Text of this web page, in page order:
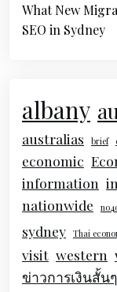
What New
SEO in Sydney
albany
australias brief
economic
information
nationwide
sydney Thai
visit western
ข่าวการเงินสั้นๆ